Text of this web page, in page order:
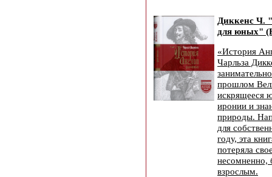
Диккенс Ч.
для юных"
«История
Чарльза
прошлом
искрящееся
иронии и
природы.
для
году, эта
потеряла
несомненно,
взрослым.